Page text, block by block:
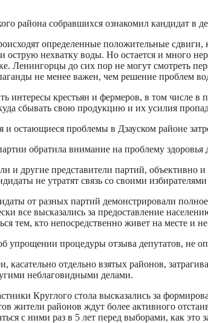
района собравшихся ознакомил кандидат в
определенные положительные сдвиги,
острую нехватку воды. Но остается и много
Ленингорцы до сих пор не могут смотреть
не менее важен, чем решение проблем
интересы крестьян и фермеров, в том числе
сбывать свою продукцию и их усилия
остающиеся проблемы в Дзауском районе
обратила внимание на проблему
и другие представители партий, объективно
не утратят связь со своими
от разных партий демонстрировали
все высказались за предоставление
тем, кто непосредственно живет на месте и
упрощении процедуры отзыва депутатов, не
касательно отдельно взятых районов,
неблаговидными делами.
Круглого стола высказались за
жители районов ждут более активного
с ними раз в 5 лет перед выборами, как это